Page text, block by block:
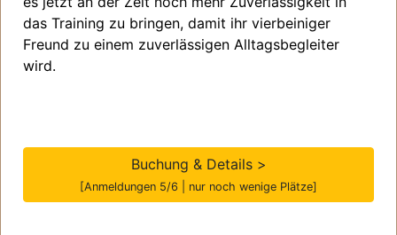
das Training zu bringen, damit ihr vierbeiniger
Freund zu einem zuverlässigen Alltagsbegleiter
wird.
Buchung & Details >
[Anmeldungen 5/6 | nur noch wenige Plätze]